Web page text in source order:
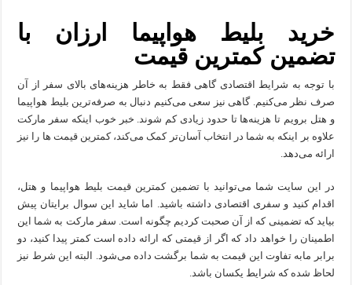
خرید بلیط هواپیما ارزان با
تضمین کمترین قیمت
با توجه به شرایط اقتصادی گاهی فقط به خاطر هزینه‌های بالای سفر از آن
صرف نظر می‌کنیم. گاهی نیز سعی می‌کنیم دنبال به صرفه‌ترین بلیط هواپیما
و هتل برویم تا هزینه‌ها تا حدود زیادی کم شوند. خبر خوب اینکه سفر مارکت
علاوه بر اینکه به شما در انتخاب آسان‌تر کمک می‌کند، کمترین قیمت ها را نیز
ارائه می‌دهد.
در این سایت شما می‌توانید با تضمین کمترین قیمت بلیط هواپیما و هتل،
اقدام کنید و سفری اقتصادی داشته باشید. اما شاید این سوال برایتان پیش
بیاید که تضمینی که از آن صحبت کردیم چگونه است. سفر مارکت به شما این
اطمینان را خواهد داد که اگر از قیمتی که ارائه داده است کمتر پیدا کنید، دو
برابر ما‌به تفاوت این قیمت به شما برگشت داده می‌شود. البته این شرط نیز
لحاظ شده که شرایط یکسان باشد.